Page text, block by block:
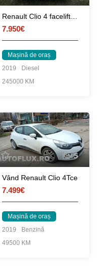
7.950€
Mașină de oraș
2019
Diesel
245000 KM
5
Vând Renault Clio 4Tce
7.499€
Mașină de oraș
2019
Benzină
49500 KM